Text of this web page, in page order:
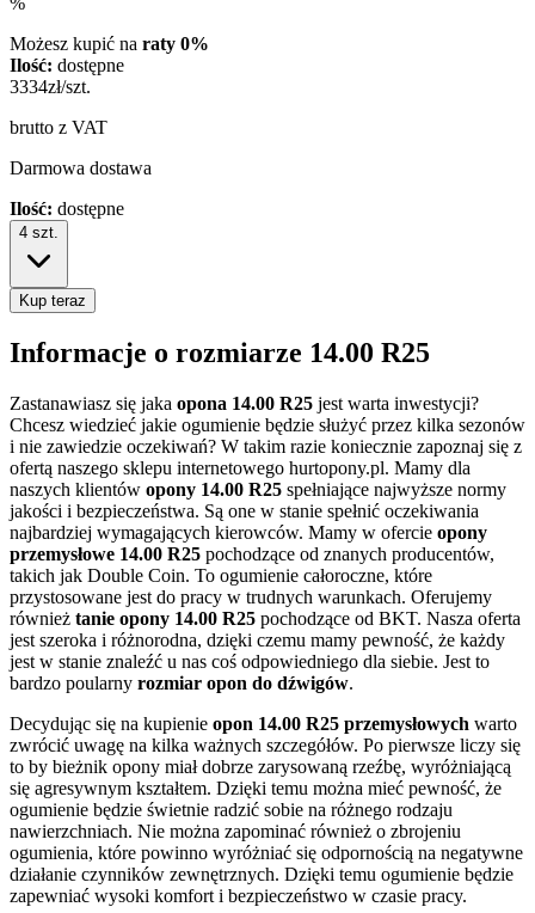
Możesz kupić na raty 0%
Ilość: dostępne
3334zł/szt.
brutto z VAT
Darmowa dostawa
Ilość: dostępne
4 szt.
Kup teraz
Informacje o rozmiarze 14.00 R25
Zastanawiasz się jaka opona 14.00 R25 jest warta inwestycji?
Chcesz wiedzieć jakie ogumienie będzie służyć przez kilka sezonów
i nie zawiedzie oczekiwań? W takim razie koniecznie zapoznaj się z
ofertą naszego sklepu internetowego hurtopony.pl. Mamy dla
naszych klientów opony 14.00 R25 spełniające najwyższe normy
jakości i bezpieczeństwa. Są one w stanie spełnić oczekiwania
najbardziej wymagających kierowców. Mamy w ofercie opony
przemysłowe 14.00 R25 pochodzące od znanych producentów,
takich jak Double Coin. To ogumienie całoroczne, które
przystosowane jest do pracy w trudnych warunkach. Oferujemy
również tanie opony 14.00 R25 pochodzące od BKT. Nasza oferta
jest szeroka i różnorodna, dzięki czemu mamy pewność, że każdy
jest w stanie znaleźć u nas coś odpowiedniego dla siebie. Jest to
bardzo poularny rozmiar opon do dźwigów.
Decydując się na kupienie opon 14.00 R25 przemysłowych warto
zwrócić uwagę na kilka ważnych szczegółów. Po pierwsze liczy się
to by bieżnik opony miał dobrze zarysowaną rzeźbę, wyróżniającą
się agresywnym kształtem. Dzięki temu można mieć pewność, że
ogumienie będzie świetnie radzić sobie na różnego rodzaju
nawierzchniach. Nie można zapominać również o zbrojeniu
ogumienia, które powinno wyróżniać się odpornością na negatywne
działanie czynników zewnętrznych. Dzięki temu ogumienie będzie
zapewniać wysoki komfort i bezpieczeństwo w czasie pracy.